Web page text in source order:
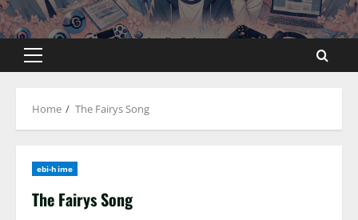
Primary
Home The Fairys Song
ebi-hime
The Fairys Song